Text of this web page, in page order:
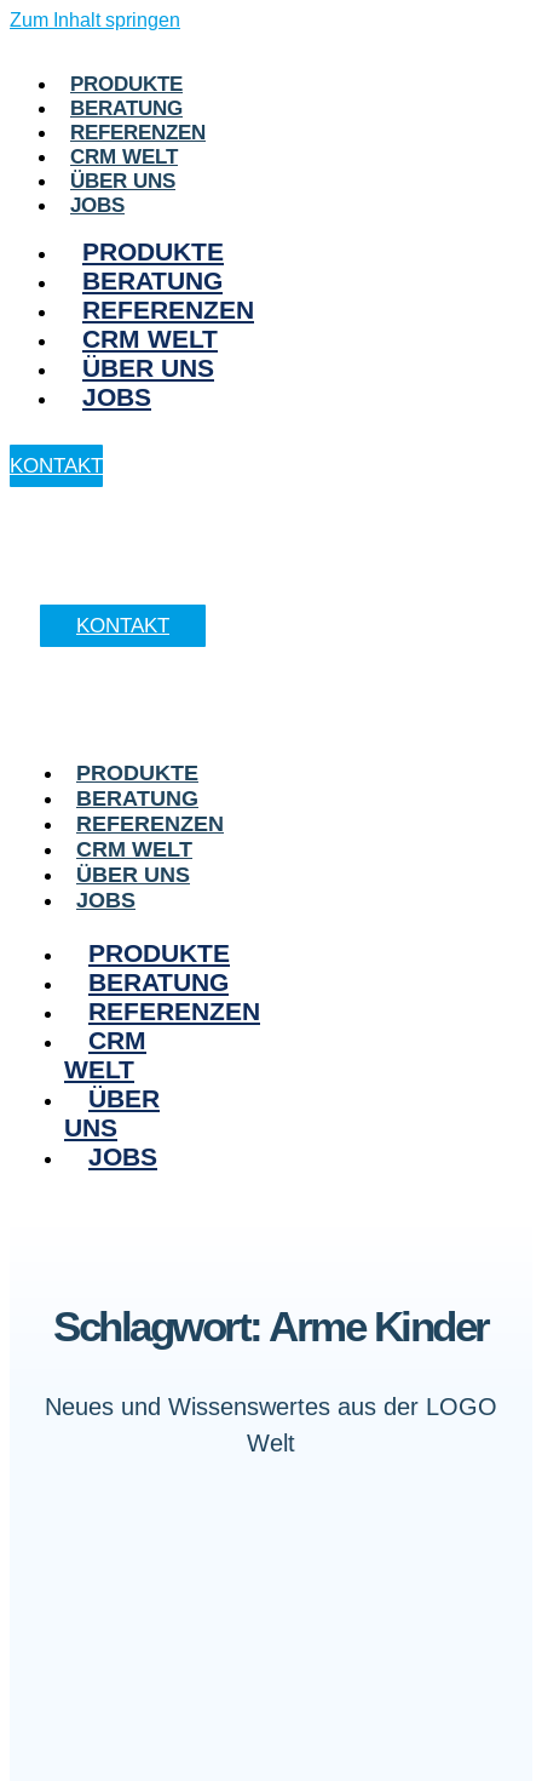
Zum Inhalt springen
PRODUKTE
BERATUNG
REFERENZEN
CRM WELT
ÜBER UNS
JOBS
PRODUKTE
BERATUNG
REFERENZEN
CRM WELT
ÜBER UNS
JOBS
KONTAKT
KONTAKT
PRODUKTE
BERATUNG
REFERENZEN
CRM WELT
ÜBER UNS
JOBS
PRODUKTE
BERATUNG
REFERENZEN
CRM
WELT
ÜBER
UNS
JOBS
Schlagwort: Arme Kinder
Neues und Wissenswertes aus der LOGO
Welt